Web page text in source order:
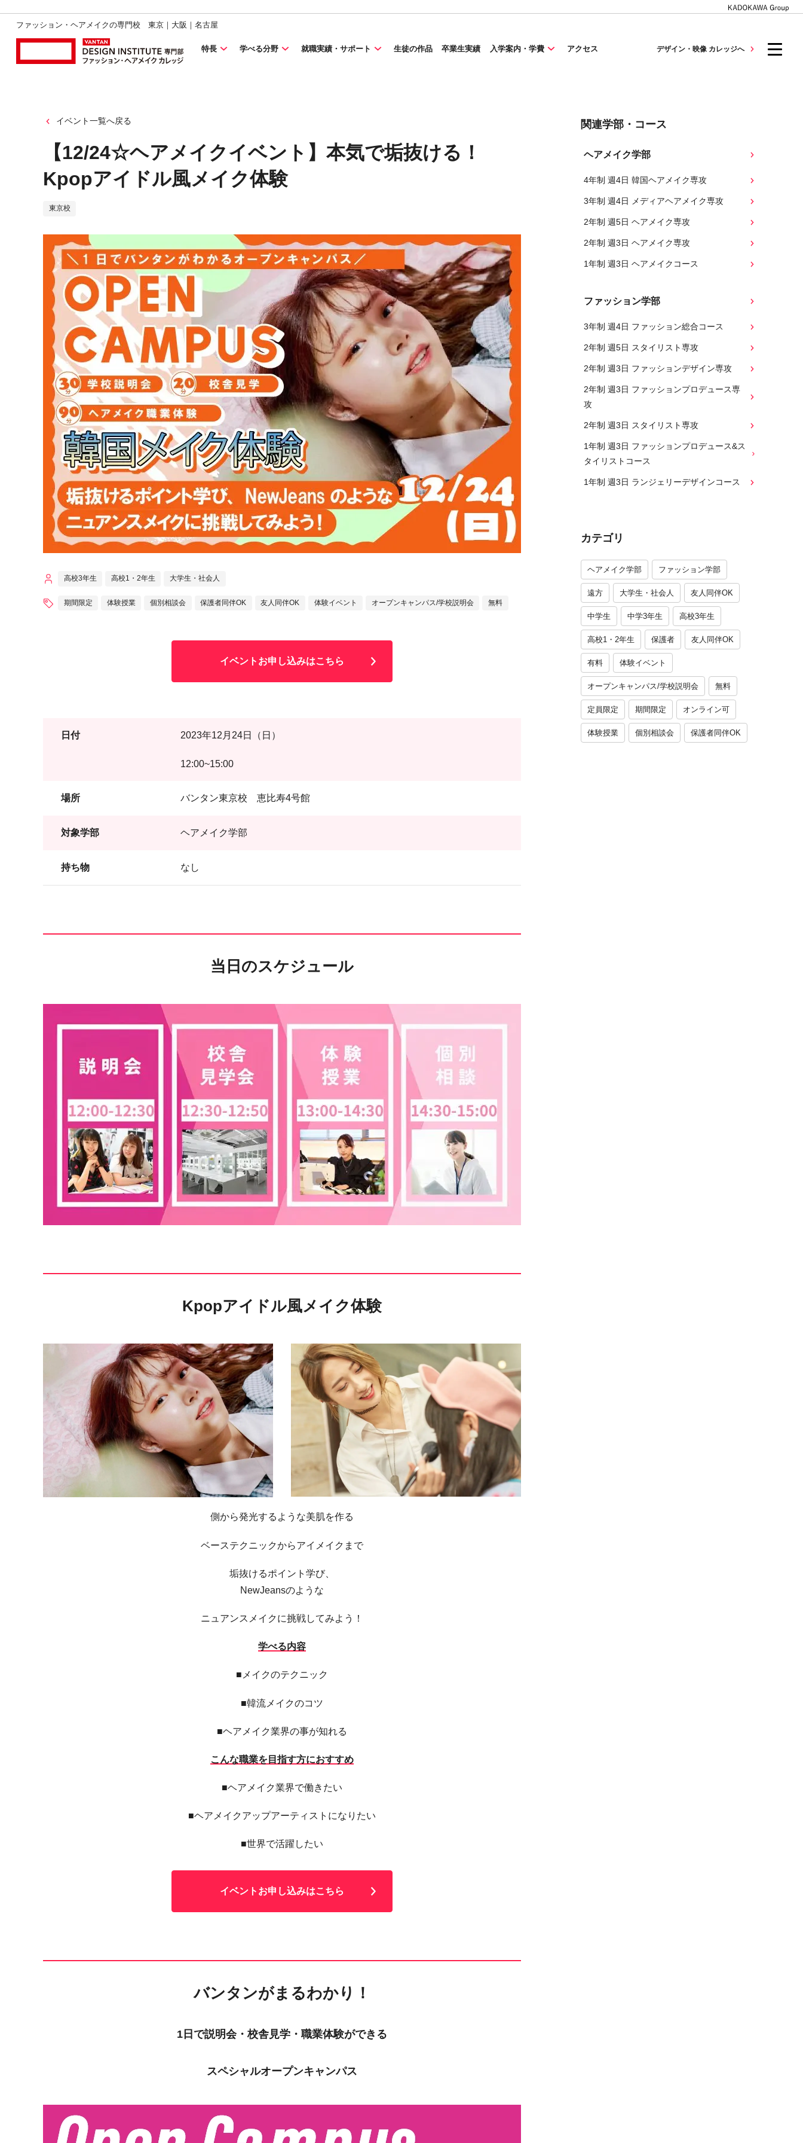
ファッション・ヘアメイクの専門校 東京｜大阪｜名古屋
特長 学べる分野 就職実績・サポート 生徒の作品 卒業生実績 入学案内・学費 アクセス デザイン・映像 カレッジへ
イベント一覧へ戻る
【12/24☆ヘアメイクイベント】本気で垢抜ける！
Kpopアイドル風メイク体験
東京校
高校3年生 高校1・2年生 大学生・社会人
期間限定 体験授業 個別相談会 保護者同伴OK 友人同伴OK 体験イベント オープンキャンパス/学校説明会 無料
イベントお申し込みはこちら
日付 2023年12月24日（日）
12:00~15:00
場所 バンタン東京校 恵比寿4号館
対象学部 ヘアメイク学部
持ち物 なし
当日のスケジュール
Kpopアイドル風メイク体験
側から発光するような美肌を作る
ベーステクニックからアイメイクまで
垢抜けるポイント学び、
NewJeansのような
ニュアンスメイクに挑戦してみよう！
学べる内容
■メイクのテクニック
■韓流メイクのコツ
■ヘアメイク業界の事が知れる
こんな職業を目指す方におすすめ
■ヘアメイク業界で働きたい
■ヘアメイクアップアーティストになりたい
■世界で活躍したい
イベントお申し込みはこちら
バンタンがまるわかり！
1日で説明会・校舎見学・職業体験ができる
スペシャルオープンキャンパス
関連学部・コース
ヘアメイク学部
4年制 週4日 韓国ヘアメイク専攻
3年制 週4日 メディアヘアメイク専攻
2年制 週5日 ヘアメイク専攻
2年制 週3日 ヘアメイク専攻
1年制 週3日 ヘアメイクコース
ファッション学部
3年制 週4日 ファッション総合コース
2年制 週5日 スタイリスト専攻
2年制 週3日 ファッションデザイン専攻
2年制 週3日 ファッションプロデュース専
攻
2年制 週3日 スタイリスト専攻
1年制 週3日 ファッションプロデュース&ス
タイリストコース
1年制 週3日 ランジェリーデザインコース
カテゴリ
ヘアメイク学部 ファッション学部
遠方 大学生・社会人 友人同伴OK
中学生 中学3年生 高校3年生
高校1・2年生 保護者 友人同伴OK
有料 体験イベント
オープンキャンパス/学校説明会 無料
定員限定 期間限定 オンライン可
体験授業 個別相談会 保護者同伴OK